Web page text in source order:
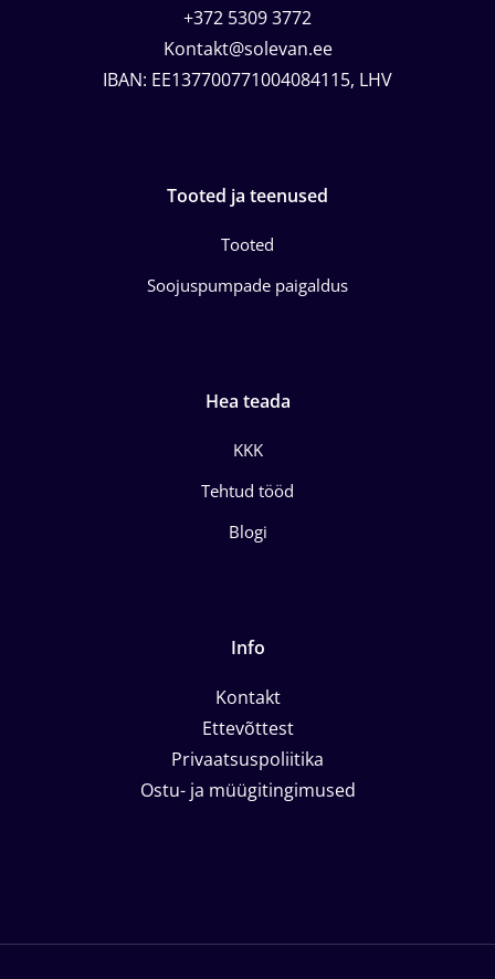
+372 5309 3772
Kontakt@solevan.ee
IBAN: EE137700771004084115, LHV
Tooted ja teenused
Tooted
Soojuspumpade paigaldus
Hea teada
KKK
Tehtud tööd
Blogi
Info
Kontakt
Ettevõttest
Privaatsuspoliitika
Ostu- ja müügitingimused